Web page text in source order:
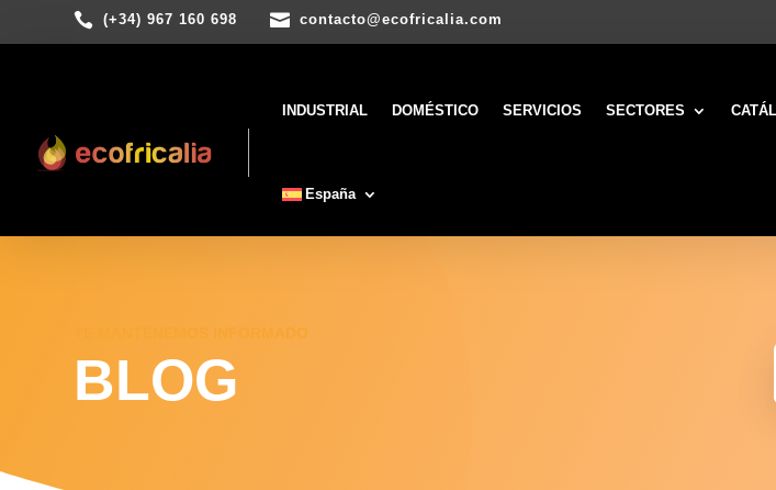
 (+34) 967 160 698  contacto@ecofricalia.com
INDUSTRIAL DOMÉSTICO SERVICIOS SECTORES
España
TE MANTENEMOS INFORMADO
BLOG